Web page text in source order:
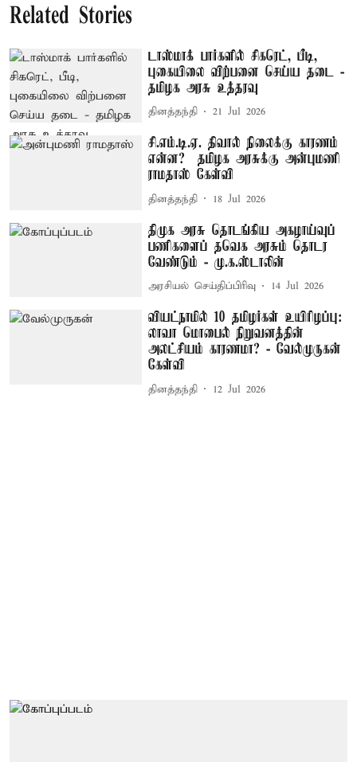
Related Stories
டாஸ்மாக் பார்களில் சிகரெட், பீடி,
புகையிலை விற்பனை செய்ய தடை -
தமிழக அரசு உத்தரவு
தினத்தந்தி 21 Jul 2026
சி.எம்.டி.ஏ. திவால் நிலைக்கு காரணம்
என்ன? – தமிழக அரசுக்கு அன்புமணி
ராமதாஸ் கேள்வி
தினத்தந்தி 18 Jul 2026
திமுக அரசு தொடங்கிய அகழாய்வுப்
பணிகளைப் தவெக அரசும் தொடர
வேண்டும் - மு.க.ஸ்டாலின்
அரசியல் செய்திப்பிரிவு 14 Jul 2026
வியட்நாமில் 10 தமிழர்கள் உயிரிழப்பு:
லாவா மொபைல் நிறுவனத்தின்
அலட்சியம் காரணமா? - வேல்முருகன்
கேள்வி
தினத்தந்தி 12 Jul 2026